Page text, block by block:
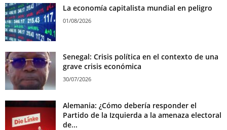
La economía capitalista mundial en peligro
01/08/2026
Senegal: Crisis política en el contexto de una
grave crisis económica
30/07/2026
Alemania: ¿Cómo debería responder el
Partido de la Izquierda a la amenaza electoral
de...